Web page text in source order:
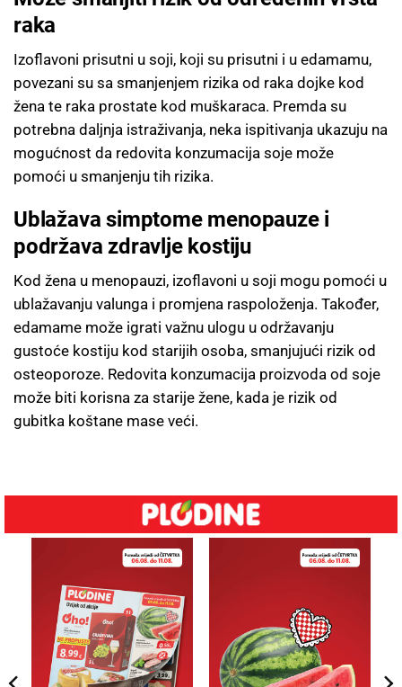
raka
Izoflavoni prisutni u soji, koji su prisutni i u edamamu,
povezani su sa smanjenjem rizika od raka dojke kod
žena te raka prostate kod muškaraca. Premda su
potrebna daljnja istraživanja, neka ispitivanja ukazuju na
mogućnost da redovita konzumacija soje može
pomoći u smanjenju tih rizika.
Ublažava simptome menopauze i
podržava zdravlje kostiju
Kod žena u menopauzi, izoflavoni u soji mogu pomoći u
ublažavanju valunga i promjena raspoloženja. Također,
edamame može igrati važnu ulogu u održavanju
gustoće kostiju kod starijih osoba, smanjujući rizik od
osteoporoze. Redovita konzumacija proizvoda od soje
može biti korisna za starije žene, kada je rizik od
gubitka koštane mase veći.